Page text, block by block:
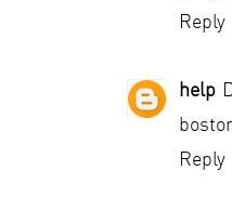
Reply
help
Reply